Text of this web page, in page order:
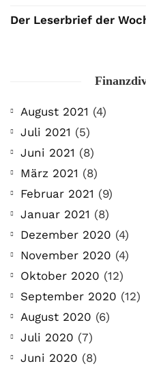
Der Leserbrief der
August 2021 (4)
Juli 2021 (5)
Juni 2021 (8)
März 2021 (8)
Februar 2021 (9)
Januar 2021 (8)
Dezember 2020 (4)
November 2020 (4)
Oktober 2020 (12)
September 2020 (12)
August 2020 (6)
Juli 2020 (7)
Juni 2020 (8)